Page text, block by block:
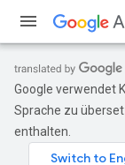
Google verwendet
Sprache zu
enthalten.